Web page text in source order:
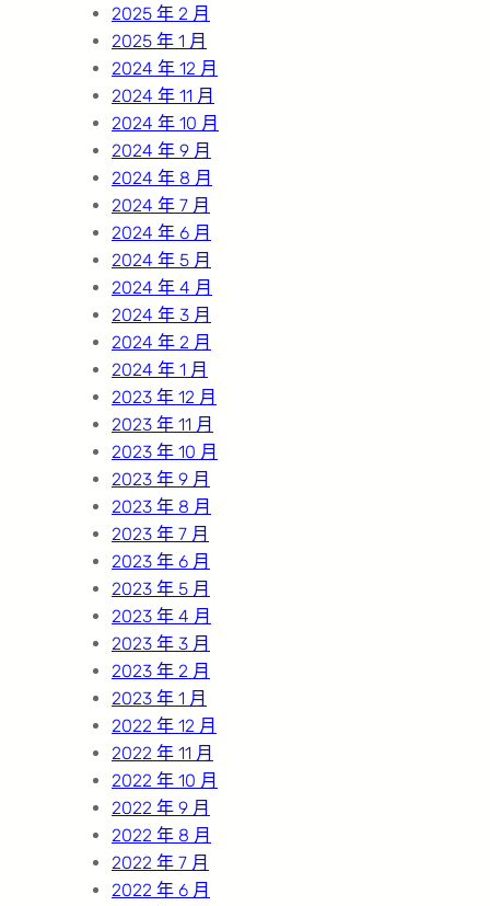
2025 年 2 月
2025 年 1 月
2024 年 12 月
2024 年 11 月
2024 年 10 月
2024 年 9 月
2024 年 8 月
2024 年 7 月
2024 年 6 月
2024 年 5 月
2024 年 4 月
2024 年 3 月
2024 年 2 月
2024 年 1 月
2023 年 12 月
2023 年 11 月
2023 年 10 月
2023 年 9 月
2023 年 8 月
2023 年 7 月
2023 年 6 月
2023 年 5 月
2023 年 4 月
2023 年 3 月
2023 年 2 月
2023 年 1 月
2022 年 12 月
2022 年 11 月
2022 年 10 月
2022 年 9 月
2022 年 8 月
2022 年 7 月
2022 年 6 月